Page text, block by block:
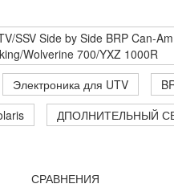
SSV Side by Side BRP
Wolverine 700/YXZ 1000R
Электроника для UTV
ДПОЛНИТЕЛЬНЫЙ
СРАВНЕНИЯ